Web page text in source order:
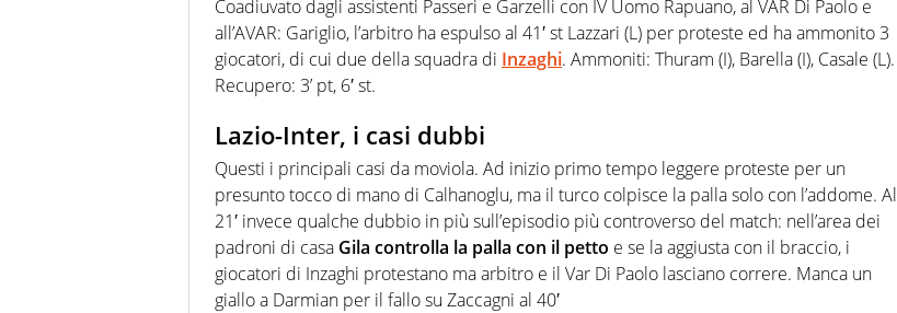
Coadiuvato dagli assistenti Passeri e Garzelli con IV Uomo Rapuano, al VAR Di Paolo e
all’AVAR: Gariglio, l’arbitro ha espulso al 41′ st Lazzari (L) per proteste ed ha ammonito 3
giocatori, di cui due della squadra di Inzaghi. Ammoniti: Thuram (I), Barella (I), Casale (L).
Recupero: 3’ pt, 6′ st.
Lazio-Inter, i casi dubbi
Questi i principali casi da moviola. Ad inizio primo tempo leggere proteste per un
presunto tocco di mano di Calhanoglu, ma il turco colpisce la palla solo con l’addome. Al
21′ invece qualche dubbio in più sull’episodio più controverso del match: nell’area dei
padroni di casa Gila controlla la palla con il petto e se la aggiusta con il braccio, i
giocatori di Inzaghi protestano ma arbitro e il Var Di Paolo lasciano correre. Manca un
giallo a Darmian per il fallo su Zaccagni al 40′